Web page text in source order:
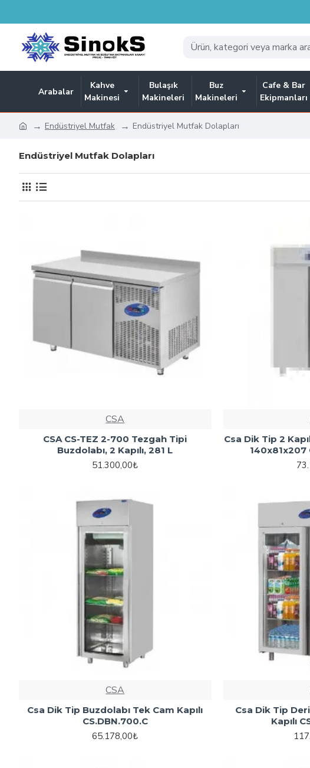
Arabalar
Kahve
Makinesi
Bulaşık
Makineleri
Buz
Makineleri
Cafe & Bar
Ekipmanları
Endüstriyel Mutfak Endüstriyel Mutfak Dolapları
Endüstriyel Mutfak Dolapları
CSA
CSA CS-TEZ 2-700 Tezgah Tipi
Buzdolabı, 2 Kapılı, 281 L
51.300,00₺
Csa Dik Tip 2
140x81x207
CSA
Csa Dik Tip Buzdolabı Tek Cam Kapılı
CS.DBN.700.C
65.178,00₺
Csa Dik Tip
Kapılı